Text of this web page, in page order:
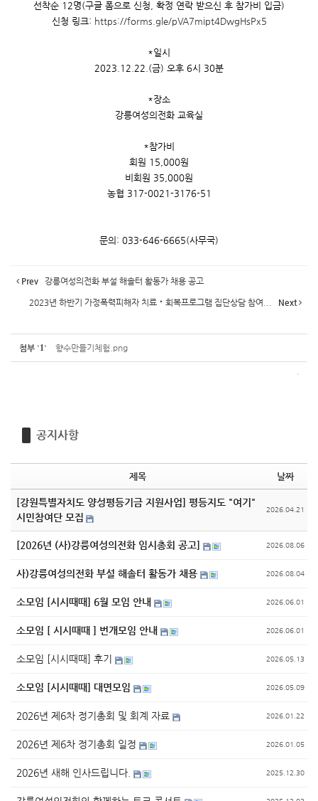
선착순 12명(구글 폼으로 신청, 확정 연락 받으신 후 참가비 입금)
신청 링크: https://forms.gle/pVA7mipt4DwgHsPx5
*일시
2023.12.22.(금) 오후 6시 30분
*장소
강릉여성의전화 교육실
*참가비
회원 15,000원
비회원 35,000원
농협 317-0021-3176-51
문의: 033-646-6665(사무국)
Prev 강릉여성의전화 부설 해솔터 활동가 채용 공고
2023년 하반기 가정폭력피해자 치료‧회복프로그램 집단상담 참여... Next
첨부 '1' 향수만들기체험.png
공지사항
제목 날짜
[강원특별자치도 양성평등기금 지원사업] 평등지도 "여기"
시민참여단 모집
2026.04.21
[2026년 (사)강릉여성의전화 임시총회 공고] 2026.08.06
사)강릉여성의전화 부설 해솔터 활동가 채용 2026.08.04
소모임 [시시때때] 6월 모임 안내 2026.06.01
소모임 [ 시시때때 ] 번개모임 안내 2026.06.01
소모임 [시시때때] 후기 2026.05.13
소모임 [시시때때] 대면모임 2026.05.09
2026년 제6차 정기총회 및 회계 자료 2026.01.22
2026년 제6차 정기총회 일정 2026.01.05
2026년 새해 인사드립니다. 2025.12.30